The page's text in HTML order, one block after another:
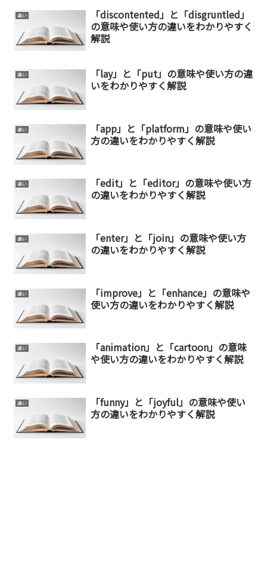
違い
「discontented」と「disgruntled」
の意味や使い方の違いをわかりやすく
解説
違い
「lay」と「put」の意味や使い方の違
いをわかりやすく解説
違い
「app」と「platform」の意味や使い
方の違いをわかりやすく解説
違い
「edit」と「editor」の意味や使い方
の違いをわかりやすく解説
違い
「enter」と「join」の意味や使い方
の違いをわかりやすく解説
違い
「improve」と「enhance」の意味や
使い方の違いをわかりやすく解説
違い
「animation」と「cartoon」の意味
や使い方の違いをわかりやすく解説
違い
「funny」と「joyful」の意味や使い
方の違いをわかりやすく解説